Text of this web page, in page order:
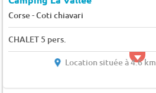
Corse-Coti chiavari
CHALET 5 pers.
Location située à 4.6